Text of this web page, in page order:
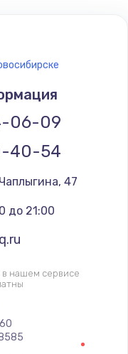
звука
пайка
06-09
40-54
47
до 21:00
в нашем сервисе